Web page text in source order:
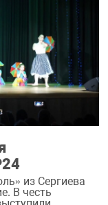
из Сергиева
В честь